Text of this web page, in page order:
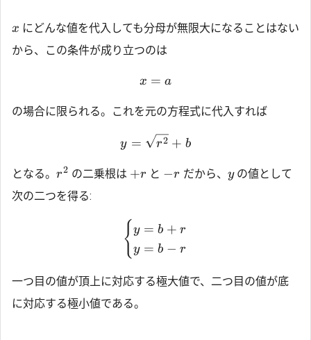
x にどんな値を代入しても分母が無限大になることはない
から、この条件が成り立つのは
x = a
の場合に限られる。これを元の方程式に代入すれば
y = r2 + b
となる。 r2 の二乗根は +r と −r だから、 yの値として
次の二つを得る:
{ y = b + r
y = b − r
一つ目の値が頂上に対応する極大値で、二つ目の値が底
に対応する極小値である。